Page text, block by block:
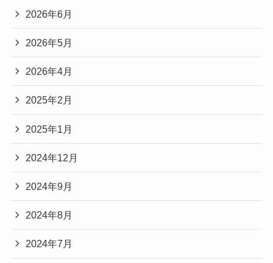
2026年6月
2026年5月
2026年4月
2025年2月
2025年1月
2024年12月
2024年9月
2024年8月
2024年7月